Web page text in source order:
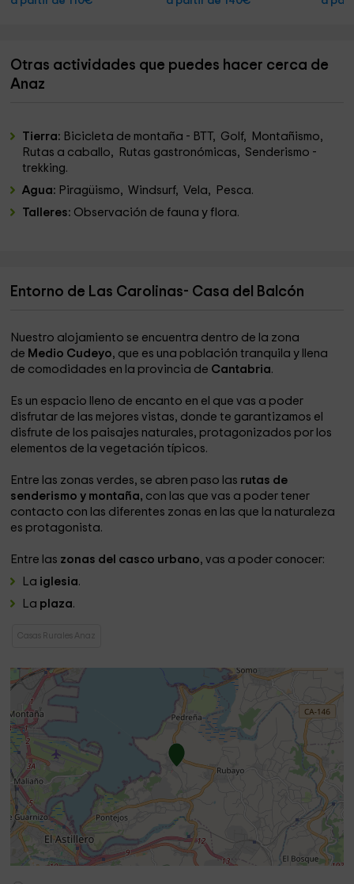
alquilar piraguas, etc.
¿Que se puede hacer en los alrededores?
En los alrederores se puede ir a visitar Cabárceno, se
puede montar a caballo, hacer unas rutas preciosas de
quiere.
Otras actividades que puedes hacer cerca de
Anaz
Tierra: Bicicleta de montaña - BTT, Golf, Montañismo,
Rutas a caballo, Rutas gastronómicas, Senderismo -
trekking.
Agua: Piragüismo, Windsurf, Vela, Pesca.
Talleres: Observación de fauna y flora.
Entorno de Las Carolinas- Casa del Balcón
Nuestro alojamiento se encuentra dentro de la zona
de Medio Cudeyo, que es una población tranquila y llena
de comodidades en la provincia de Cantabria.
Es un espacio lleno de encanto en el que vas a poder
disfrutar de las mejores vistas, donde te garantizamos el
disfrute de los paisajes naturales, protagonizados por los
elementos de la vegetación típicos.
Entre las zonas verdes, se abren paso las rutas de
senderismo y montaña, con las que vas a poder tener
contacto con las diferentes zonas en las que la naturaleza
es protagonista.
Entre las zonas del casco urbano, vas a poder conocer:
La iglesia.
La plaza.
Casas Rurales Anaz